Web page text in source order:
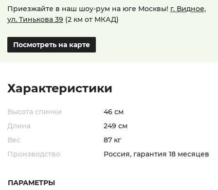
Приезжайте в наш шоу-рум на юге Москвы! г. Видное,
ул. Тинькова 39 (2 км от МКАД)
Посмотреть на карте
Характеристики
Высота спинки
46 см
Длина
249 см
Вес
87 кг
Производство
Россия, гарантия 18 месяцев
ПАРАМЕТРЫ